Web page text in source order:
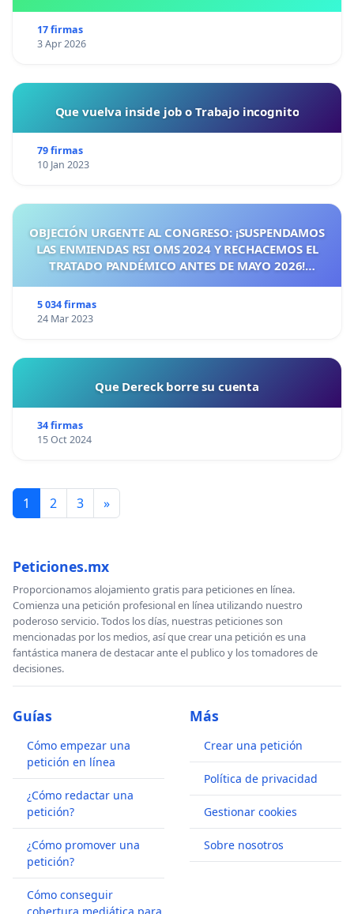
17 firmas
3 Apr 2026
Que vuelva inside job o Trabajo incognito
79 firmas
10 Jan 2023
OBJECIÓN URGENTE AL CONGRESO: ¡SUSPENDAMOS
LAS ENMIENDAS RSI OMS 2024 Y RECHACEMOS EL
TRATADO PANDÉMICO ANTES DE MAYO 2026!
5 034 firmas
24 Mar 2023
Que Dereck borre su cuenta
34 firmas
15 Oct 2024
1 2 3 »
Peticiones.mx
Proporcionamos alojamiento gratis para peticiones en línea.
Comienza una petición profesional en línea utilizando nuestro
poderoso servicio. Todos los días, nuestras peticiones son
mencionadas por los medios, así que crear una petición es una
fantástica manera de destacar ante el publico y los tomadores de
decisiones.
Guías
Cómo empezar una
petición en línea
¿Cómo redactar una
petición?
¿Cómo promover una
petición?
Cómo conseguir
Más
Crear una petición
Política de privacidad
Gestionar cookies
Sobre nosotros